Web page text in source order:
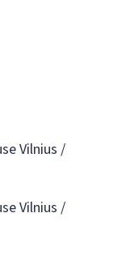
Vilnius /
Vilnius /